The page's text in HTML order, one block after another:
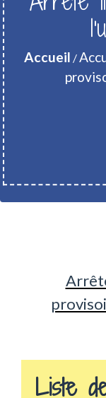
Accueil /
Liste